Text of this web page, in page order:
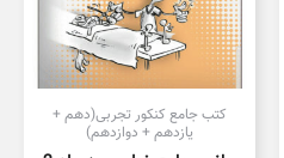
کتب جامع کنکور تجربی(دهم +
یازدهم + دوازدهم)